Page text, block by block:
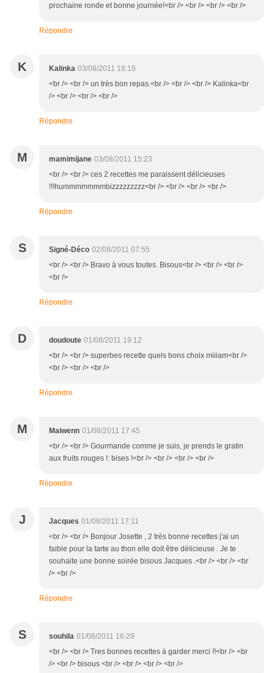
prochaine ronde et bonne journée!<br /> <br /> <br /> <br />
Répondre
K Kalinka 03/08/2011 18:18
<br /> <br /> un très bon repas.<br /> <br /> <br /> Kalinka<br
/> <br /> <br /> <br />
Répondre
M mamimijane 03/08/2011 15:23
<br /> <br /> ces 2 recettes me paraissent délicieuses
!!!hummmmmmmbizzzzzzzzz<br /> <br /> <br /> <br />
Répondre
S Signé-Déco 02/08/2011 07:55
<br /> <br /> Bravo à vous toutes. Bisous<br /> <br /> <br />
<br />
Répondre
D doudoute 01/08/2011 19:12
<br /> <br /> superbes recette quels bons choix miiiam<br />
<br /> <br /> <br />
Répondre
M Maiwenn 01/08/2011 17:45
<br /> <br /> Gourmande comme je suis, je prends le gratin
aux fruits rouges !: bises !<br /> <br /> <br /> <br />
Répondre
J Jacques 01/08/2011 17:11
<br /> <br /> Bonjour Josette , 2 très bonne recettes j'ai un
faible pour la tarte au thon elle doit être délicieuse . Je te
souhaite une bonne soirée bisous Jacques .<br /> <br /> <br
/> <br />
Répondre
S souhila 01/08/2011 16:29
<br /> <br /> Tres bonnes recettes à garder merci !!<br /> <br
/> <br /> bisous <br /> <br /> <br /> <br />